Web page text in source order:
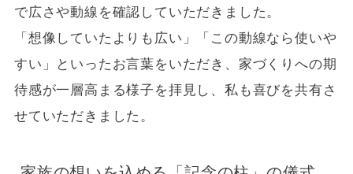
で広さや動線を確認していただきました。
「想像していたよりも広い」「この動線なら使いや
すい」といったお言葉をいただき、家づくりへの期
待感が一層高まる様子を拝見し、私も喜びを共有さ
せていただきました。